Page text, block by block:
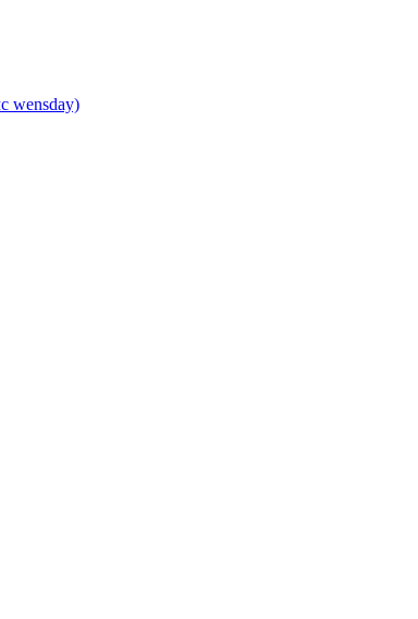
wensday)